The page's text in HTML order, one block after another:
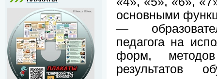
основными
—
педагога на
форм,
результатов